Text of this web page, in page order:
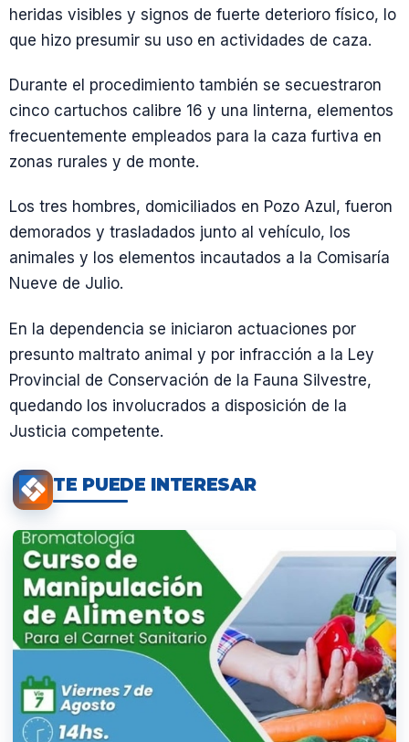
heridas visibles y signos de fuerte deterioro físico, lo
que hizo presumir su uso en actividades de caza.
Durante el procedimiento también se secuestraron
cinco cartuchos calibre 16 y una linterna, elementos
frecuentemente empleados para la caza furtiva en
zonas rurales y de monte.
Los tres hombres, domiciliados en Pozo Azul, fueron
demorados y trasladados junto al vehículo, los
animales y los elementos incautados a la Comisaría
Nueve de Julio.
En la dependencia se iniciaron actuaciones por
presunto maltrato animal y por infracción a la Ley
Provincial de Conservación de la Fauna Silvestre,
quedando los involucrados a disposición de la
Justicia competente.
TE PUEDE INTERESAR